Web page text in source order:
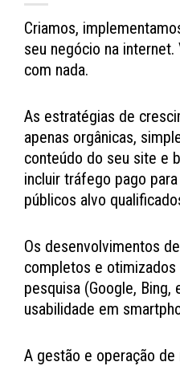
Criamos,
seu negócio na
com nada.
As estratégias de
apenas orgânicas,
conteúdo do seu site e
incluir tráfego pago
públicos alvo
Os desenvolvimentos
completos e
pesquisa (Google,
usabilidade em
A gestão e operação